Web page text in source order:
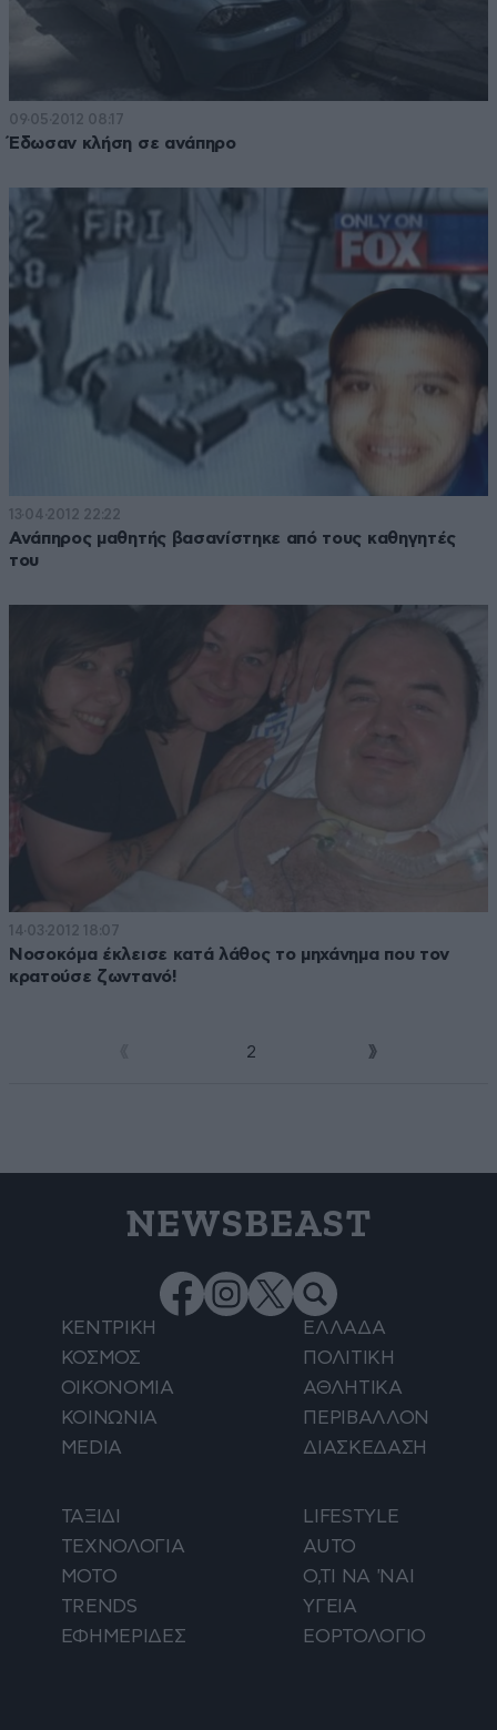
09·05·2012 08:17
Έδωσαν κλήση σε ανάπηρο
13·04·2012 22:22
Ανάπηρος μαθητής βασανίστηκε από τους καθηγητές
του
14·03·2012 18:07
Νοσοκόμα έκλεισε κατά λάθος το μηχάνημα που τον
κρατούσε ζωντανό!
2
NEWSBEAST
ΚΕΝΤΡΙΚΗ
ΕΛΛΑΔΑ
ΚΟΣΜΟΣ
ΠΟΛΙΤΙΚΗ
ΟΙΚΟΝΟΜΙΑ
ΑΘΛΗΤΙΚΑ
ΚΟΙΝΩΝΙΑ
ΠΕΡΙΒΑΛΛΟΝ
MEDIA
ΔΙΑΣΚΕΔΑΣΗ
ΤΑΞΙΔΙ
LIFESTYLE
ΤΕΧΝΟΛΟΓΙΑ
AUTO
ΜΟΤΟ
Ο,ΤΙ ΝΑ 'ΝΑΙ
TRENDS
ΥΓΕΙΑ
ΕΦΗΜΕΡΙΔΕΣ
ΕΟΡΤΟΛΟΓΙΟ